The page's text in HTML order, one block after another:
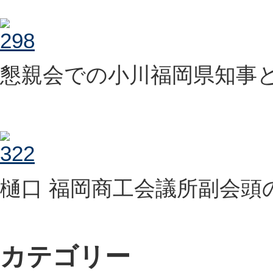
懇親会での小川福岡県知事
樋口 福岡商工会議所副会頭
カテゴリー